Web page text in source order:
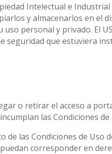
Intelectual e Industrial
y almacenarlos en el
personal y privado. El
que estuviera
o retirar el acceso a
las Condiciones
de las Condiciones de
corresponder en